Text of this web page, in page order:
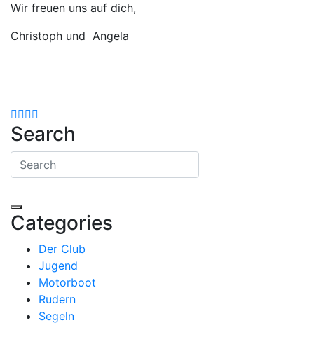
Wir freuen uns auf dich,
Christoph und Angela
Search
Search for:
Search
Categories
Der Club
Jugend
Motorboot
Rudern
Segeln